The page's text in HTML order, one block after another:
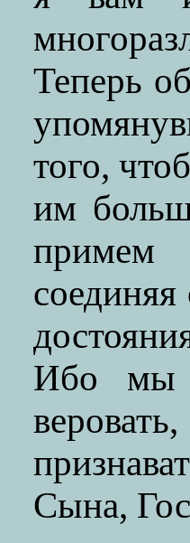
Теперь
того,
им
примем
соединяя
Ибо мы
Сына,